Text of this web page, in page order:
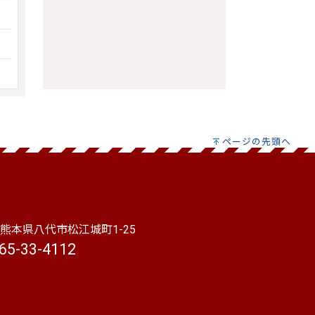
ページの先頭へ
県八代市松江城町1-25
33-4112